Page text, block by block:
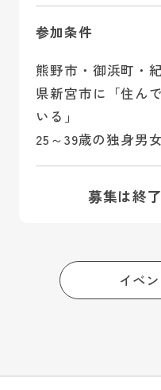
参加条件
熊野市・御浜町・
県新宮市に「住ん
いる」
25～39歳の独身男女
募集は終
イベ